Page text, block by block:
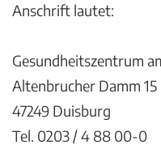
Anschrift lautet:
Gesundheitszentrum
Altenbrucher Damm 15
47249 Duisburg
Tel. 0203 / 4 88 00-0